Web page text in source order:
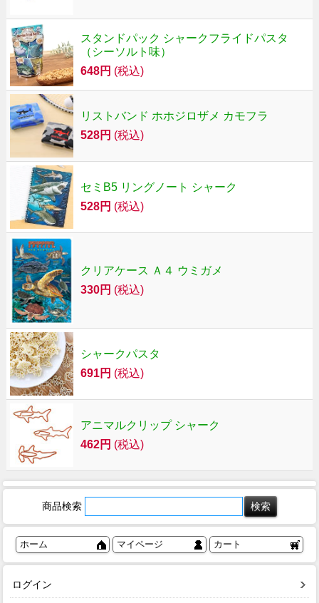
スタンドパック シャークフライドパスタ
（シーソルト味）
648円 (税込)
リストバンド ホホジロザメ カモフラ
528円 (税込)
セミB5 リングノート シャーク
528円 (税込)
クリアケース Ａ４ ウミガメ
330円 (税込)
シャークパスタ
691円 (税込)
アニマルクリップ シャーク
462円 (税込)
商品検索
ホーム マイページ カート
ログイン